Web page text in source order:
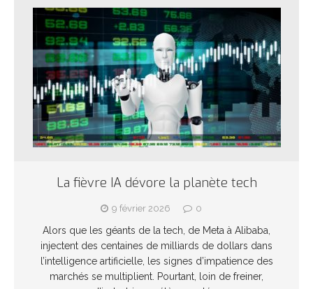
La fièvre IA dévore la planète tech
9 février 2026 0
Alors que les géants de la tech, de Meta à Alibaba,
injectent des centaines de milliards de dollars dans
l’intelligence artificielle, les signes d’impatience des
marchés se multiplient. Pourtant, loin de freiner,